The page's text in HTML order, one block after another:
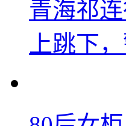
青海祁
上跳下